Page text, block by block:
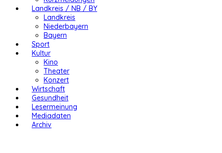
Landkreis / NB / BY
Landkreis
Niederbayern
Bayern
Sport
Kultur
Kino
Theater
Konzert
Wirtschaft
Gesundheit
Lesermeinung
Mediadaten
Archiv